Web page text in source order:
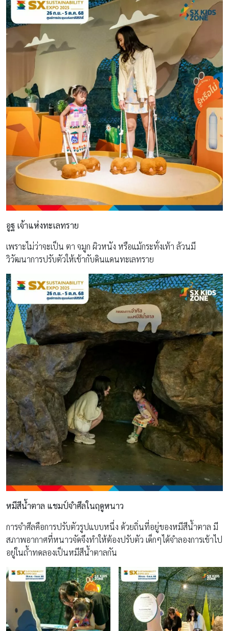
อูฐ เจ้าแห่งทะเลทราย
เพราะไม่ว่าจะเป็น ตา จมูก ผิวหนัง หรือแม้กระทั่งเท้า ล้วนมี
วิวัฒนาการปรับตัวให้เข้ากับดินแดนทะเลทราย
หมีสีน้ำตาล แชมป์จำศีลในฤดูหนาว
การจำศีลคือการปรับตัวรูปแบบหนึ่ง ด้วยถิ่นที่อยู่ของหมีสีน้ำตาล มี
สภาพอากาศที่หนาวจัดจึงทำให้ต้องปรับตัว เด็กๆได้จำลองการเข้าไป
อยู่ในถ้ำทดลองเป็นหมีสีน้ำตาลกัน